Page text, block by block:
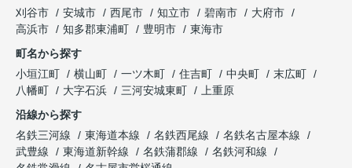
刈谷市
安城市 西尾市 知立市 碧南市
大府市
高浜市
知多郡東浦町 豊明市
東海市
町名から探す
小垣江町
横山町 一ツ木町 住吉町 中央町
末広町
八幡町
大字石浜 三河安城東町
上重原
沿線から探す
名鉄三河線
東海道本線 名鉄西尾線
名鉄名古屋本線
武豊線
東海道新幹線 名鉄蒲郡線
名鉄河和線